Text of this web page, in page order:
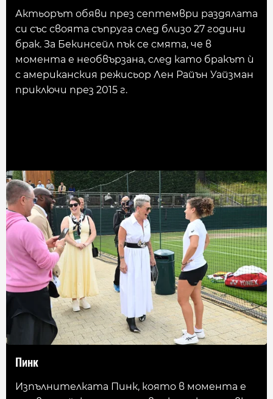
Актьорът обяви през септември раздялата
си със своята съпруга след близо 27 години
брак. За Бекинсейл пък се смята, че в
момента е необвързана, след като бракът ѝ
с американския режисьор Лен Райън Уайзман
приключи през 2015 г.
Пинк
Изпълнителката Пинк, която в момента е